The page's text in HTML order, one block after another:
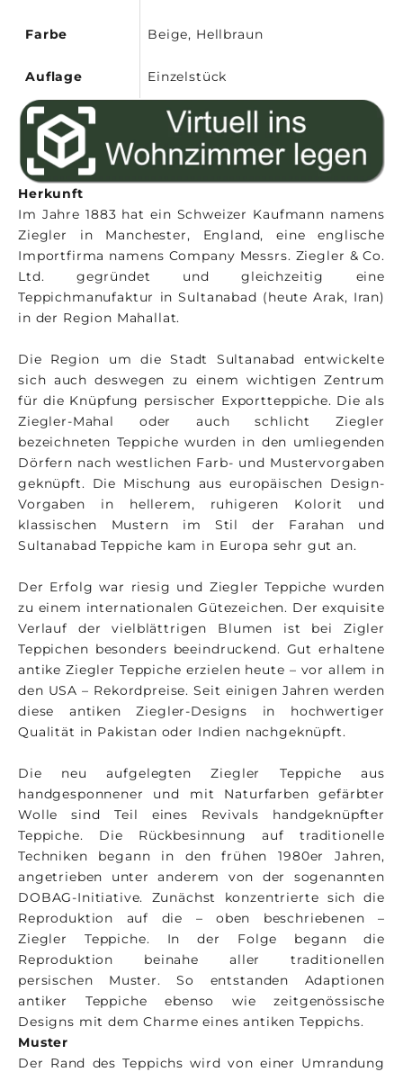
Farbe Beige, Hellbraun
Auflage Einzelstück
Herkunft
Im Jahre 1883 hat ein Schweizer Kaufmann namens
Ziegler in Manchester, England, eine englische
Importfirma namens Company Messrs. Ziegler & Co.
Ltd. gegründet und gleichzeitig eine
Teppichmanufaktur in Sultanabad (heute Arak, Iran)
in der Region Mahallat.
Die Region um die Stadt Sultanabad entwickelte
sich auch deswegen zu einem wichtigen Zentrum
für die Knüpfung persischer Exportteppiche. Die als
Ziegler-Mahal oder auch schlicht Ziegler
bezeichneten Teppiche wurden in den umliegenden
Dörfern nach westlichen Farb- und Mustervorgaben
geknüpft. Die Mischung aus europäischen Design-
Vorgaben in hellerem, ruhigeren Kolorit und
klassischen Mustern im Stil der Farahan und
Sultanabad Teppiche kam in Europa sehr gut an.
Der Erfolg war riesig und Ziegler Teppiche wurden
zu einem internationalen Gütezeichen. Der exquisite
Verlauf der vielblättrigen Blumen ist bei Zigler
Teppichen besonders beeindruckend. Gut erhaltene
antike Ziegler Teppiche erzielen heute – vor allem in
den USA – Rekordpreise. Seit einigen Jahren werden
diese antiken Ziegler-Designs in hochwertiger
Qualität in Pakistan oder Indien nachgeknüpft.
Die neu aufgelegten Ziegler Teppiche aus
handgesponnener und mit Naturfarben gefärbter
Wolle sind Teil eines Revivals handgeknüpfter
Teppiche. Die Rückbesinnung auf traditionelle
Techniken begann in den frühen 1980er Jahren,
angetrieben unter anderem von der sogenannten
DOBAG-Initiative. Zunächst konzentrierte sich die
Reproduktion auf die – oben beschriebenen –
Ziegler Teppiche. In der Folge begann die
Reproduktion beinahe aller traditionellen
persischen Muster. So entstanden Adaptionen
antiker Teppiche ebenso wie zeitgenössische
Designs mit dem Charme eines antiken Teppichs.
Muster
Der Rand des Teppichs wird von einer Umrandung